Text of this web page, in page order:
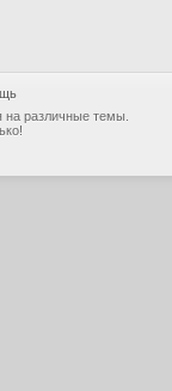
различные темы.